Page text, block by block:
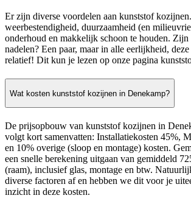
Er zijn diverse voordelen aan kunststof
weerbestendigheid, duurzaamheid (en
onderhoud en makkelijk schoon te houden. Zijn
nadelen? Een paar, maar in alle eerlijkheid,
relatief! Dit kun je lezen op onze pagina
Wat kosten kunststof kozijnen in Denekamp?
De prijsopbouw van kunststof kozijnen in
volgt kort samenvatten: Installatiekosten 45%,
en 10% overige (sloop en montage) kosten.
een snelle berekening uitgaan van gemiddeld
(raam), inclusief glas, montage en btw.
diverse factoren af en hebben we dit voor je
inzicht in deze kosten.